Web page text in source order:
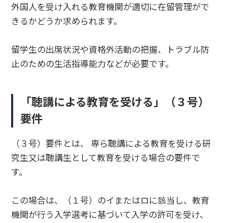
外国人を受け入れる教育機関が適切に在留管理がで
きるかどうか求められます。
留学生の出席状況や資格外活動の把握、トラブル防
止のための生活指導能力などが必要です。
「聴講による教育を受ける」（３号）
要件
（３号）要件とは、 専ら聴講による教育を受ける研
究生又は聴講生として教育を受ける場合の要件で
す。
この場合は、（１号）のイまたはロに該当し、教育
機関が行う入学選考に基づいて入学の許可を受け、